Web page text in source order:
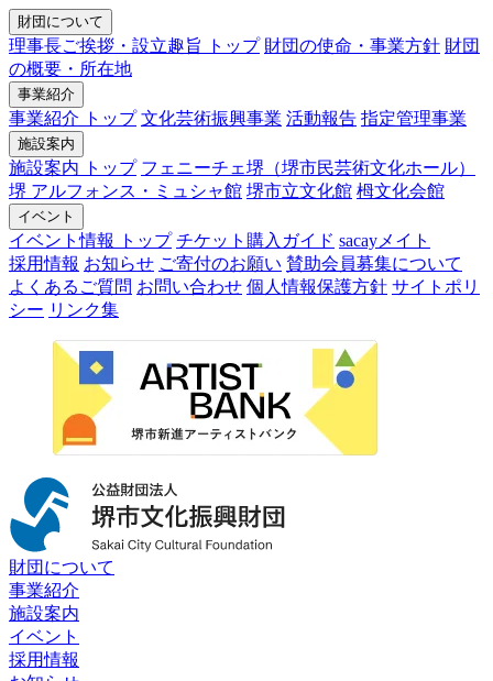
財団について
理事長ご挨拶・設立趣旨 トップ 財団の使命・事業方針 財団
の概要・所在地
事業紹介
事業紹介 トップ 文化芸術振興事業 活動報告 指定管理事業
施設案内
施設案内 トップ フェニーチェ堺（堺市民芸術文化ホール）
堺 アルフォンス・ミュシャ館 堺市立文化館 栂文化会館
イベント
イベント情報 トップ チケット購入ガイド sacayメイト
採用情報 お知らせ ご寄付のお願い 賛助会員募集について
よくあるご質問 お問い合わせ 個人情報保護方針 サイトポリ
シー リンク集
財団について
事業紹介
施設案内
イベント
採用情報